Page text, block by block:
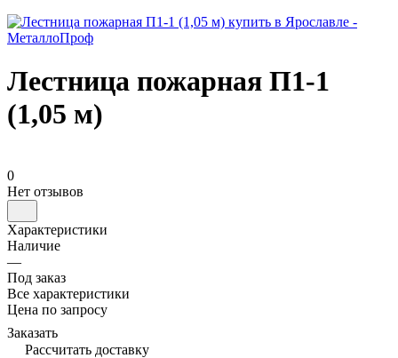
Лестница пожарная П1-1
(1,05 м)
0
Нет отзывов
Характеристики
Наличие
—
Под заказ
Все характеристики
Цена по запросу
Заказать
Рассчитать доставку